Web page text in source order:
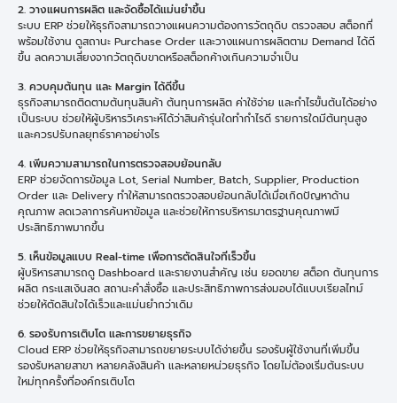
2. วางแผนการผลิต และจัดซื้อได้แม่นยำขึ้น
ระบบ ERP ช่วยให้ธุรกิจสามารถวางแผนความต้องการวัตถุดิบ ตรวจสอบ สต็อกที่
พร้อมใช้งาน ดูสถานะ Purchase Order และวางแผนการผลิตตาม Demand ได้ดี
ขึ้น ลดความเสี่ยงจากวัตถุดิบขาดหรือสต็อกค้างเกินความจำเป็น
3. ควบคุมต้นทุน และ Margin ได้ดีขึ้น
ธุรกิจสามารถติดตามต้นทุนสินค้า ต้นทุนการผลิต ค่าใช้จ่าย และกำไรขั้นต้นได้อย่าง
เป็นระบบ ช่วยให้ผู้บริหารวิเคราะห์ได้ว่าสินค้ารุ่นใดทำกำไรดี รายการใดมีต้นทุนสูง
และควรปรับกลยุทธ์ราคาอย่างไร
4. เพิ่มความสามารถในการตรวจสอบย้อนกลับ
ERP ช่วยจัดการข้อมูล Lot, Serial Number, Batch, Supplier, Production
Order และ Delivery ทำให้สามารถตรวจสอบย้อนกลับได้เมื่อเกิดปัญหาด้าน
คุณภาพ ลดเวลาการค้นหาข้อมูล และช่วยให้การบริหารมาตรฐานคุณภาพมี
ประสิทธิภาพมากขึ้น
5. เห็นข้อมูลแบบ Real-time เพื่อการตัดสินใจที่เร็วขึ้น
ผู้บริหารสามารถดู Dashboard และรายงานสำคัญ เช่น ยอดขาย สต็อก ต้นทุนการ
ผลิต กระแสเงินสด สถานะคำสั่งซื้อ และประสิทธิภาพการส่งมอบได้แบบเรียลไทม์
ช่วยให้ตัดสินใจได้เร็วและแม่นยำกว่าเดิม
6. รองรับการเติบโต และการขยายธุรกิจ
Cloud ERP ช่วยให้ธุรกิจสามารถขยายระบบได้ง่ายขึ้น รองรับผู้ใช้งานที่เพิ่มขึ้น
รองรับหลายสาขา หลายคลังสินค้า และหลายหน่วยธุรกิจ โดยไม่ต้องเริ่มต้นระบบ
ใหม่ทุกครั้งที่องค์กรเติบโต